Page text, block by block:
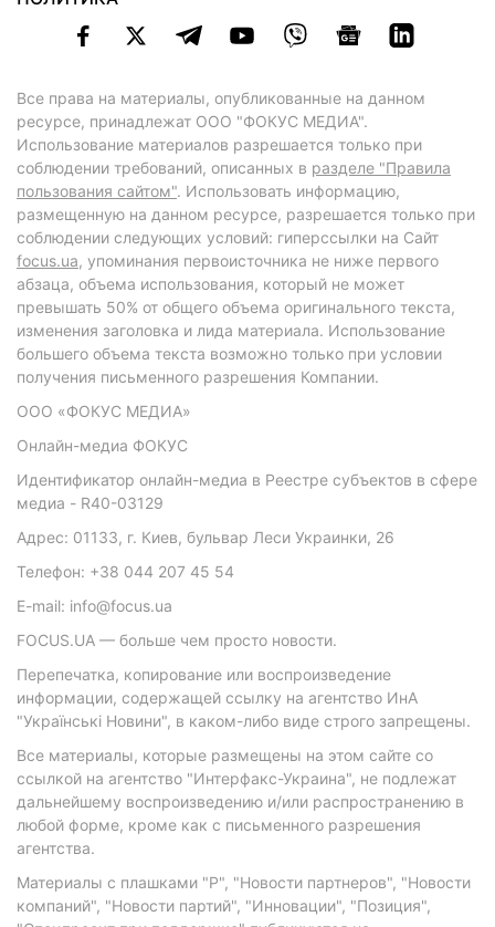
Все права на материалы, опубликованные на данном
ресурсе, принадлежат ООО "ФОКУС МЕДИА".
Использование материалов разрешается только при
соблюдении требований, описанных в разделе "Правила
пользования сайтом". Использовать информацию,
размещенную на данном ресурсе, разрешается только при
соблюдении следующих условий: гиперссылки на Сайт
focus.ua, упоминания первоисточника не ниже первого
абзаца, объема использования, который не может
превышать 50% от общего объема оригинального текста,
изменения заголовка и лида материала. Использование
большего объема текста возможно только при условии
получения письменного разрешения Компании.
ООО «ФОКУС МЕДИА»
Онлайн-медиа ФОКУС
Идентификатор онлайн-медиа в Реестре субъектов в сфере
медиа - R40-03129
Адрес: 01133, г. Киев, бульвар Леси Украинки, 26
Телефон: +38 044 207 45 54
E-mail: info@focus.ua
FOCUS.UA — больше чем просто новости.
Перепечатка, копирование или воспроизведение
информации, содержащей ссылку на агентство ИнА
"Українські Новини", в каком-либо виде строго запрещены.
Все материалы, которые размещены на этом сайте со
ссылкой на агентство "Интерфакс-Украина", не подлежат
дальнейшему воспроизведению и/или распространению в
любой форме, кроме как с письменного разрешения
агентства.
Материалы с плашками "Р", "Новости партнеров", "Новости
компаний", "Новости партий", "Инновации", "Позиция",